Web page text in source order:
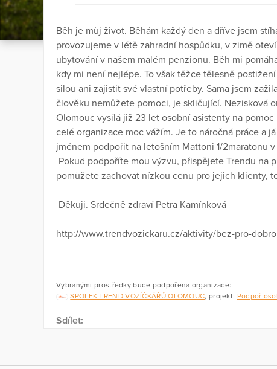
Běh je můj život. Běhám každý den a dříve jsem
provozujeme v létě zahradní hospůdku, v zimě
ubytování v našem malém penzionu. Běh mi
kdy mi není nejlépe. To však těžce tělesně
silou ani zajistit své vlastní potřeby. Sama jsem
člověku nemůžete pomoci, je skličující. Nezisková
Olomouc vysílá již 23 let osobní asistenty na
celé organizace moc vážím. Je to náročná práce a
jménem podpořit na letošním Mattoni 1/2maratonu
Pokud podpoříte mou výzvu, přispějete Trendu na
pomůžete zachovat nízkou cenu pro jejich klienty,
Děkuji. Srdečně zdraví Petra Kamínková
http://www.trendvozickaru.cz/aktivity/bez-pro-
Vybranými prostředky bude podpořena organizace:
SPOLEK TREND VOZÍČKÁŘŮ OLOMOUC, projekt: Podpoř
Sdílet: